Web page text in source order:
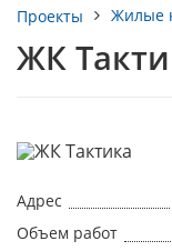
Проекты Жилые
ЖК
Адрес
Объем работ